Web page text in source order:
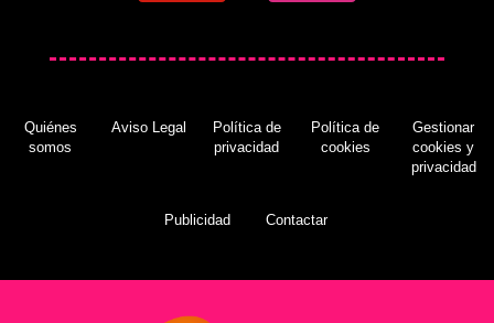
interesante los remakes con cámaras fijas
(21/11/2018)
La demo de 'Resident Evil 2 Remake' llegará el
Quiénes
somos
Aviso Legal
Política de
privacidad
Política de
cookies
Gestionar
cookies y
privacidad
Publicidad Contactar